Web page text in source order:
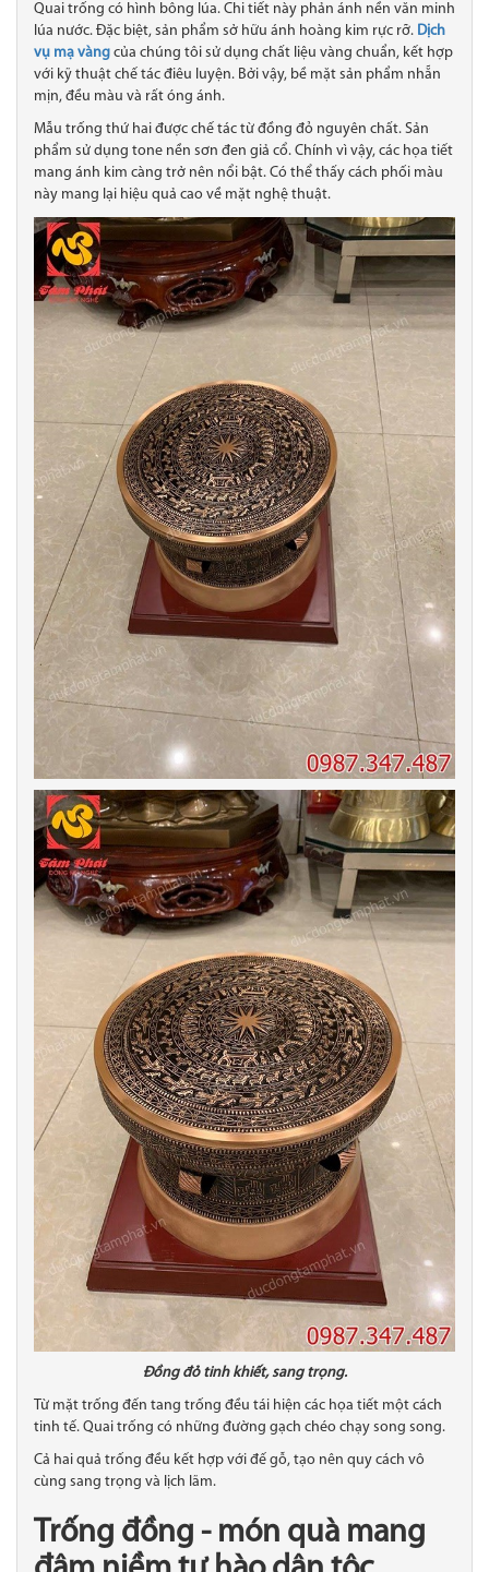
Quai trống có hình bông lúa. Chi tiết này phản ánh nền văn minh
lúa nước. Đặc biệt, sản phẩm sở hữu ánh hoàng kim rực rỡ. Dịch
vụ mạ vàng của chúng tôi sử dụng chất liệu vàng chuẩn, kết hợp
với kỹ thuật chế tác điêu luyện. Bởi vậy, bề mặt sản phẩm nhẵn
mịn, đều màu và rất óng ánh.
Mẫu trống thứ hai được chế tác từ đồng đỏ nguyên chất. Sản
phẩm sử dụng tone nền sơn đen giả cổ. Chính vì vậy, các họa tiết
mang ánh kim càng trở nên nổi bật. Có thể thấy cách phối màu
này mang lại hiệu quả cao về mặt nghệ thuật.
Đồng đỏ tinh khiết, sang trọng.
Từ mặt trống đến tang trống đều tái hiện các họa tiết một cách
tinh tế. Quai trống có những đường gạch chéo chạy song song.
Cả hai quả trống đều kết hợp với đế gỗ, tạo nên quy cách vô
cùng sang trọng và lịch lãm.
Trống đồng - món quà mang